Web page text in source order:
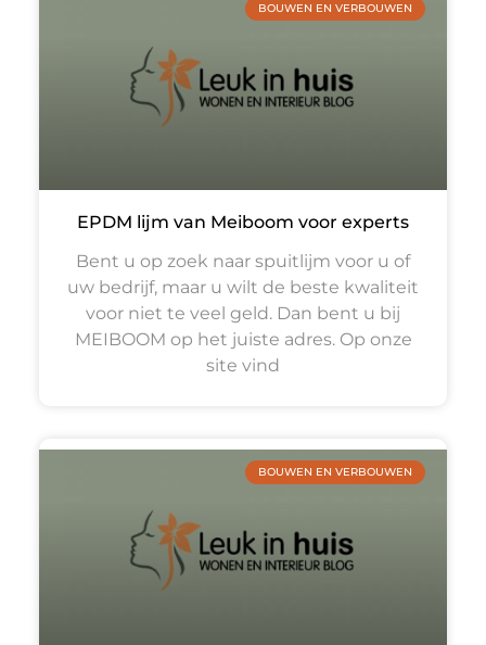
BOUWEN EN VERBOUWEN
EPDM lijm van Meiboom voor experts
Bent u op zoek naar spuitlijm voor u of
uw bedrijf, maar u wilt de beste kwaliteit
voor niet te veel geld. Dan bent u bij
MEIBOOM op het juiste adres. Op onze
site vind
BOUWEN EN VERBOUWEN